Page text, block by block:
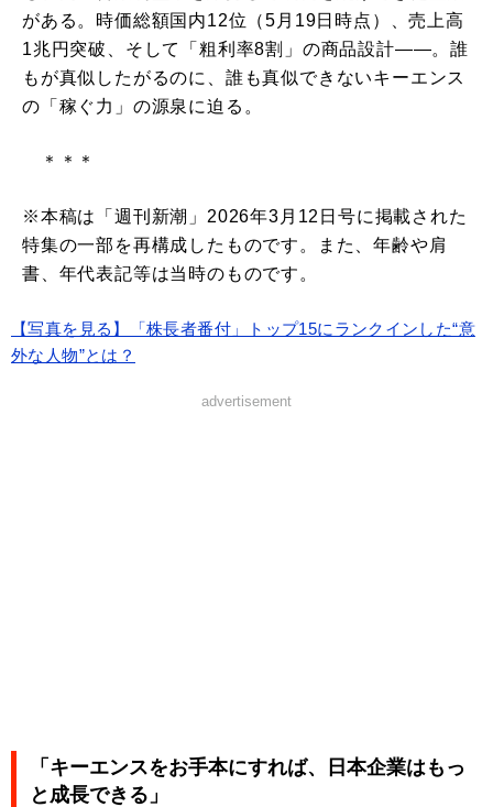
がある。時価総額国内12位（5月19日時点）、売上高
1兆円突破、そして「粗利率8割」の商品設計――。誰
もが真似したがるのに、誰も真似できないキーエンス
の「稼ぐ力」の源泉に迫る。
＊＊＊
※本稿は「週刊新潮」2026年3月12日号に掲載された
特集の一部を再構成したものです。また、年齢や肩
書、年代表記等は当時のものです。
【写真を見る】「株長者番付」トップ15にランクインした“意
外な人物”とは？
advertisement
「キーエンスをお手本にすれば、日本企業はもっ
と成長できる」